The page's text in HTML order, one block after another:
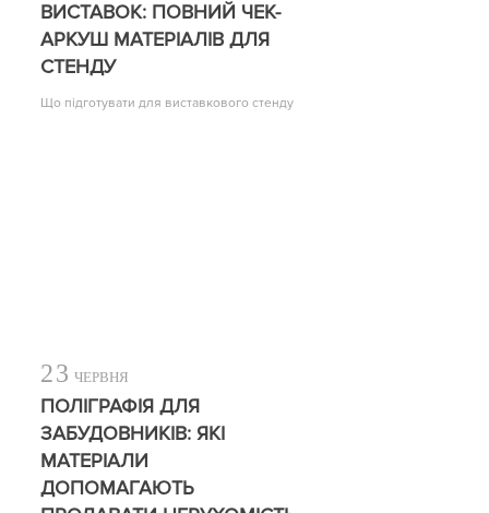
ВИСТАВОК: ПОВНИЙ ЧЕК-
АРКУШ МАТЕРІАЛІВ ДЛЯ
СТЕНДУ
Що підготувати для виставкового стенду
23 ЧЕРВНЯ
ПОЛІГРАФІЯ ДЛЯ
ЗАБУДОВНИКІВ: ЯКІ
МАТЕРІАЛИ
ДОПОМАГАЮТЬ